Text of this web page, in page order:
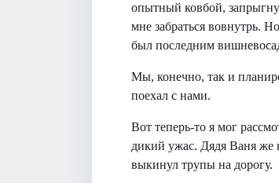
опытный ковбой,
мне забраться вовнутрь.
был последним
Мы, конечно, так и
поехал с нами.
Вот теперь-то я мог
дикий ужас. Дядя Ваня же
выкинул трупы на дорогу.